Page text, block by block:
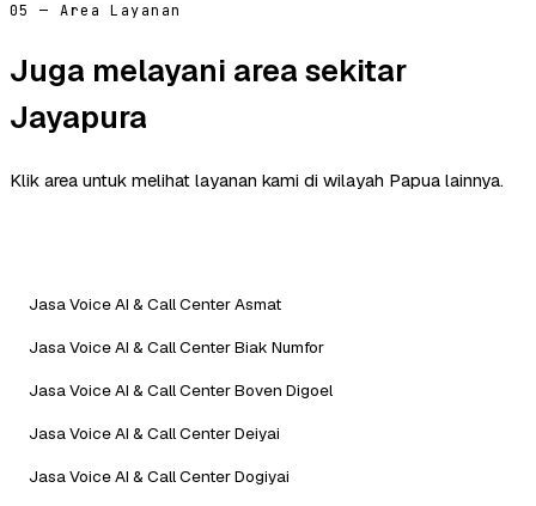
05 — Area Layanan
Juga melayani area sekitar
Jayapura
Klik area untuk melihat layanan kami di wilayah Papua lainnya.
Jasa Voice AI & Call Center Asmat
Jasa Voice AI & Call Center Biak Numfor
Jasa Voice AI & Call Center Boven Digoel
Jasa Voice AI & Call Center Deiyai
Jasa Voice AI & Call Center Dogiyai